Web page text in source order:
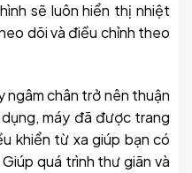
sẽ luôn hiển thị nhiệt
dõi và điều chỉnh theo
ngâm chân trở nên thuận
máy đã được trang
khiển từ xa giúp bạn có
quá trình thư giãn và